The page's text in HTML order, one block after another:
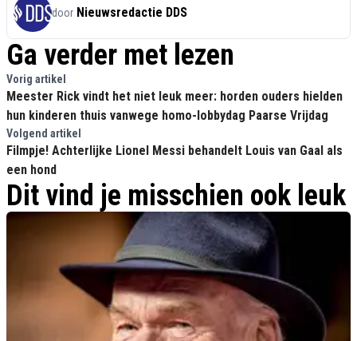
door Nieuwsredactie DDS
Ga verder met lezen
Vorig artikel
Meester Rick vindt het niet leuk meer: horden ouders hielden
hun kinderen thuis vanwege homo-lobbydag Paarse Vrijdag
Volgend artikel
Filmpje! Achterlijke Lionel Messi behandelt Louis van Gaal als
een hond
Dit vind je misschien ook leuk